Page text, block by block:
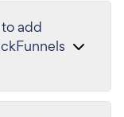
add